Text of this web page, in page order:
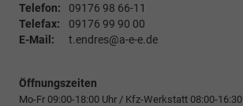
Telefon:
09176 98 66-11
Telefax:
09176 99 90 00
E-Mail:
t.endres@a-e-e.de
Öffnungszeiten
Mo-Fr 09:00-18:00 Uhr / Kfz-Werkstatt 08:00-16:30